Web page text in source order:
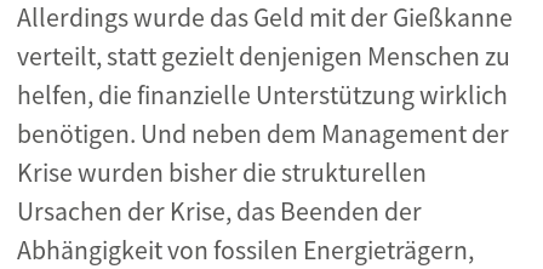
Allerdings wurde das Geld mit der Gießkanne
verteilt, statt gezielt denjenigen Menschen zu
helfen, die finanzielle Unterstützung wirklich
benötigen. Und neben dem Management der
Krise wurden bisher die strukturellen
Ursachen der Krise, das Beenden der
Abhängigkeit von fossilen Energieträgern,